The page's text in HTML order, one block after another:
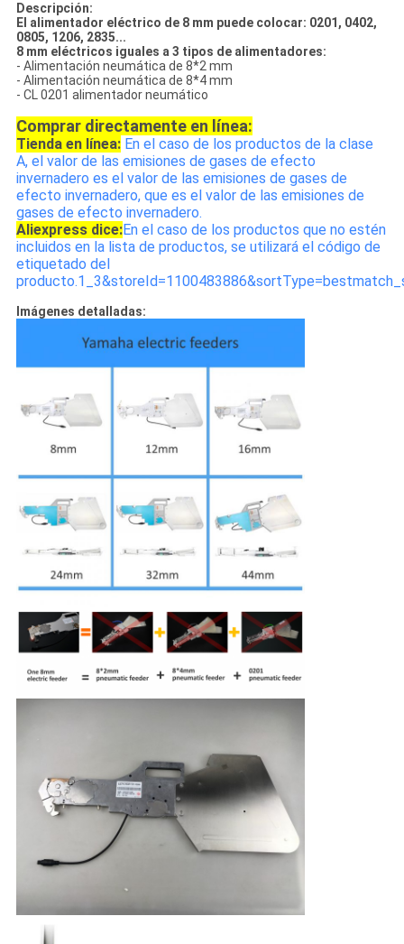
Descripción:
El alimentador eléctrico de 8 mm puede colocar: 0201, 0402,
0805, 1206, 2835...
8 mm eléctricos iguales a 3 tipos de alimentadores:
- Alimentación neumática de 8*2 mm
- Alimentación neumática de 8*4 mm
- CL 0201 alimentador neumático
Comprar directamente en línea:
Tienda en línea: En el caso de los productos de la clase
A, el valor de las emisiones de gases de efecto
invernadero es el valor de las emisiones de gases de
efecto invernadero, que es el valor de las emisiones de
gases de efecto invernadero.
Aliexpress dice:En el caso de los productos que no estén
incluidos en la lista de productos, se utilizará el código de
etiquetado del
Imágenes detalladas: